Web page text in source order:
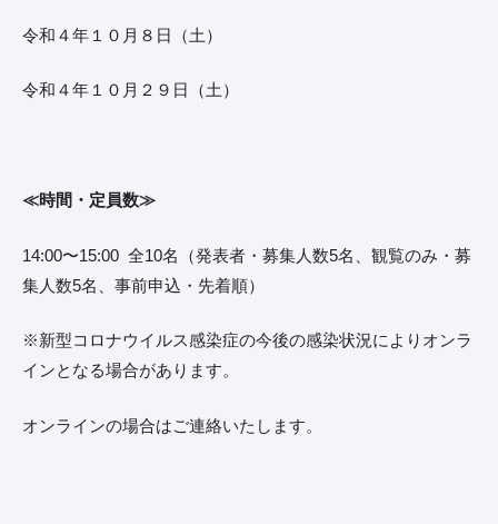
令和４年１０月８日（土）
令和４年１０月２９日（土）
≪時間・定員数≫
14:00〜15:00 全10名（発表者・募集人数5名、観覧のみ・募
集人数5名、事前申込・先着順）
※新型コロナウイルス感染症の今後の感染状況によりオンラ
インとなる場合があります。
オンラインの場合はご連絡いたします。